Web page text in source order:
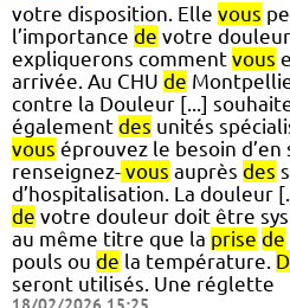
votre disposition. Elle vous
l’importance de votre
expliquerons comment vous
arrivée. Au CHU de
contre la Douleur [...]
également des unités
vous éprouvez le besoin d’en
renseignez- vous auprès des
d’hospitalisation. La douleur
de votre douleur doit être
au même titre que la prise de
pouls ou de la température.
seront utilisés. Une réglette